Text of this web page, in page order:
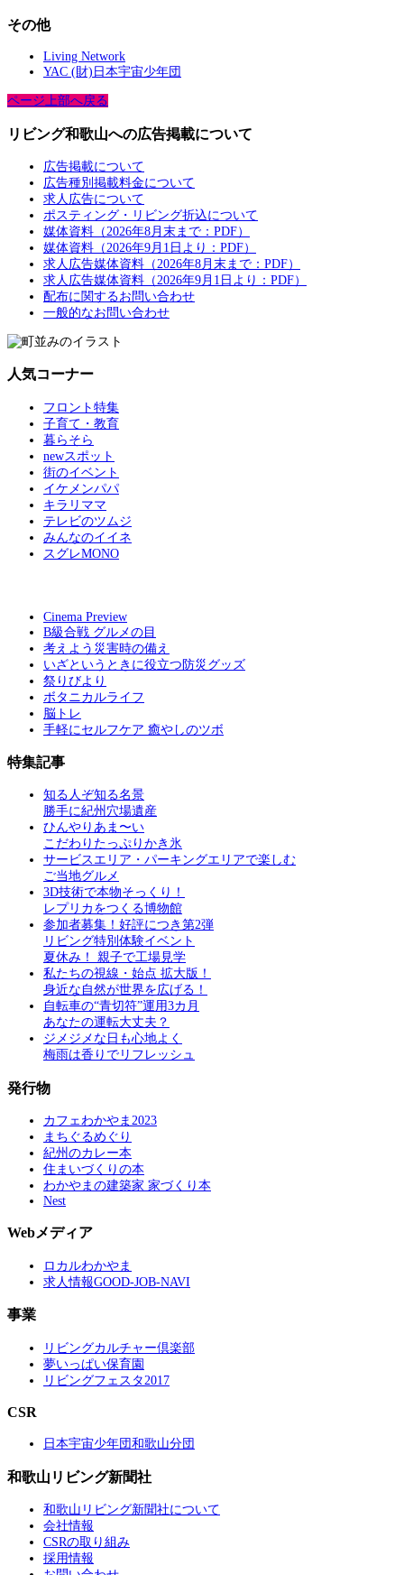
その他
Living Network
YAC (財)日本宇宙少年団
ページ上部へ戻る
リビング和歌山への広告掲載について
広告掲載について
広告種別掲載料金について
求人広告について
ポスティング・リビング折込について
媒体資料（2026年8月末まで：PDF）
媒体資料（2026年9月1日より：PDF）
求人広告媒体資料（2026年8月末まで：PDF）
求人広告媒体資料（2026年9月1日より：PDF）
配布に関するお問い合わせ
一般的なお問い合わせ
人気コーナー
フロント特集
子育て・教育
暮らそら
newスポット
街のイベント
イケメンパパ
キラリママ
テレビのツムジ
みんなのイイネ
スグレMONO
Cinema Preview
B級合戦 グルメの目
考えよう災害時の備え
いざというときに役立つ防災グッズ
祭りびより
ボタニカルライフ
脳トレ
手軽にセルフケア 癒やしのツボ
特集記事
知る人ぞ知る名景
勝手に紀州穴場遺産
ひんやりあま〜い
こだわりたっぷりかき氷
サービスエリア・パーキングエリアで楽しむ
ご当地グルメ
3D技術で本物そっくり！
レプリカをつくる博物館
参加者募集！好評につき第2弾
リビング特別体験イベント
夏休み！ 親子で工場見学
私たちの視線・始点 拡大版！
身近な自然が世界を広げる！
自転車の“青切符”運用3カ月
あなたの運転大丈夫？
ジメジメな日も心地よく
梅雨は香りでリフレッシュ
発行物
カフェわかやま2023
まちぐるめぐり
紀州のカレー本
住まいづくりの本
わかやまの建築家 家づくり本
Nest
Webメディア
ロカルわかやま
求人情報GOOD-JOB-NAVI
事業
リビングカルチャー倶楽部
夢いっぱい保育園
リビングフェスタ2017
CSR
日本宇宙少年団和歌山分団
和歌山リビング新聞社
和歌山リビング新聞社について
会社情報
CSRの取り組み
採用情報